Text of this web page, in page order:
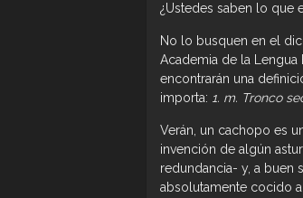
¿Ustedes saben lo que
No lo busquen en el
Academia de la Lengua
encontrarán una
importa: 1. m. Tronco
Verán, un cachopo es
invención de algún
redundancia- y, a buen
absolutamente cocido